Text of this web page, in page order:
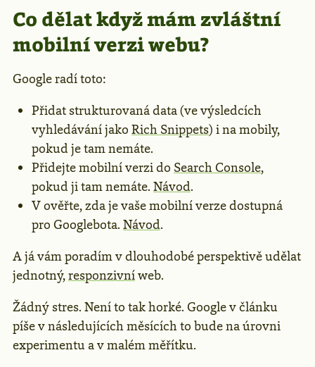
Co dělat když mám zvláštní
mobilní verzi webu?
Google radí toto:
Přidat strukturovaná data (ve výsledcích
vyhledávání jako Rich Snippets) i na mobily,
pokud je tam nemáte.
Přidejte mobilní verzi do Search Console,
pokud ji tam nemáte. Návod.
V ověřte, zda je vaše mobilní verze dostupná
pro Googlebota. Návod.
A já vám poradím v dlouhodobé perspektivě udělat
jednotný,responzivníweb.
Žádný stres. Není to tak horké. Google v článku
píše v následujících měsících to bude na úrovni
experimentu a v malém měřítku.